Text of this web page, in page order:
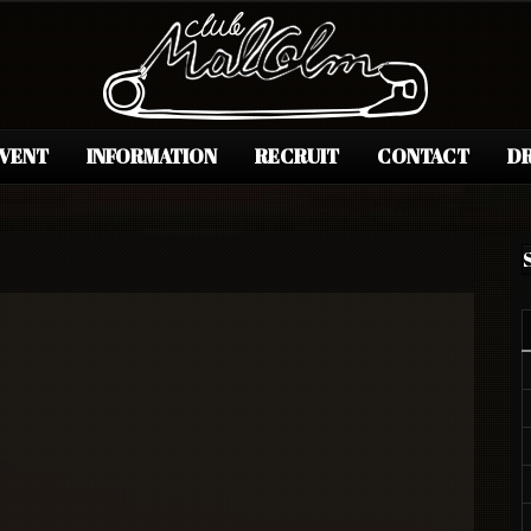
INFORMATION RECRUIT CONTACT